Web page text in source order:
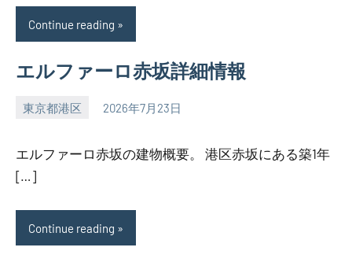
Continue reading
エルファーロ赤坂詳細情報
東京都港区 2026年7月23日
SEZIMO
エルファーロ赤坂の建物概要。 港区赤坂にある築1年
[…]
Continue reading